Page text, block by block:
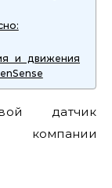
и движения
датчик
компании